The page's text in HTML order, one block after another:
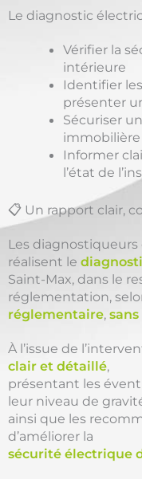
Le diagnostic
Vérifier la
intérieure
Identifier
présenter
Sécuriser
immobilière
Informer
l’état de
📋 Un rapport clair,
Les
réalisent le
Saint-Max, dans le
réglementation,
réglementaire,
À l’issue de
clair et détaillé,
présentant les
leur niveau de
ainsi que les
d’améliorer la
sécurité électrique